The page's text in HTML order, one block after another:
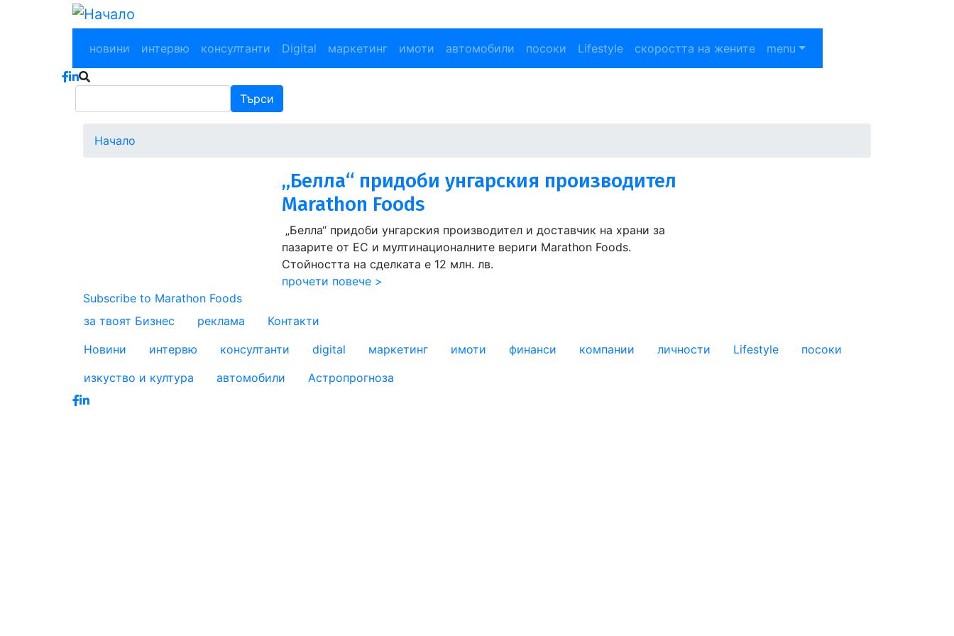
Main navigation
новини интервю консултанти Digital маркетинг имоти автомобили посоки Lifestyle скоростта на жените menu
Търси
Начало
„Белла“ придоби унгарския производител
Marathon Foods
„Белла“ придоби унгарския производител и доставчик на храни за
пазарите от ЕС и мултинационалните вериги Marathon Foods.
Стойността на сделката е 12 млн. лв.
прочети повече >
Subscribe to Marathon Foods
за твоят Бизнес
реклама Контакти
footer_statii
Новини интервю консултанти digital маркетинг имоти финанси компании личности Lifestyle
посоки
изкуство и култура
автомобили Астропрогноза